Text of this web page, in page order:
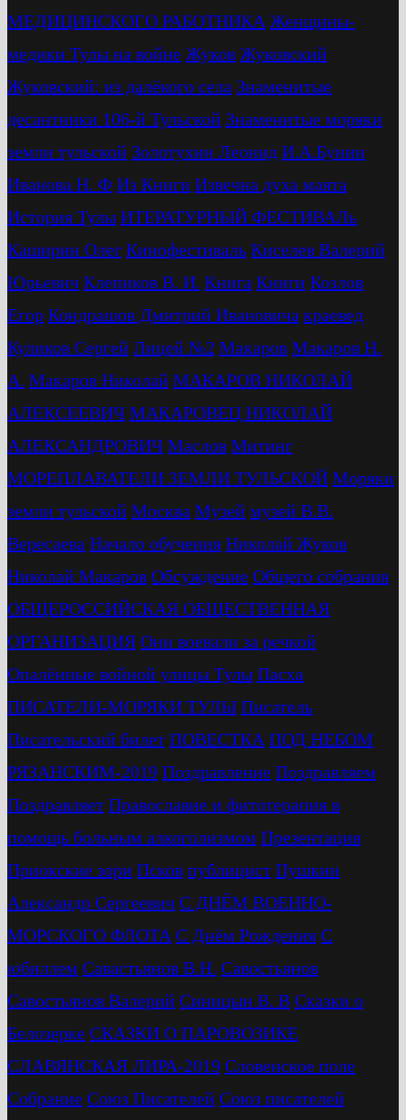
МЕДИЦИНСКОГО РАБОТНИКА Женщины-
медики Тулы на войне Жуков Жуковский
Жуковский: из далёкого села Знаменитые
десантники 106-й Тульской Знаменитые моряки
земли тульской Золотухин Леонид И.А.Бунин
Иванова Н. Ф Из Книги Извечна духа маята
История Тулы ИТЕРАТУРНЫЙ ФЕСТИВАЛь
Каширин Олег Кинофестиваль Киселев Валерий
Юрьевич Клепиков В. И. Книга Книги Козлов
Егор Кондрашов Дмитрий Ивановича краевед
Куликов Сергей Лицей №2 Макаров Макаров Н.
А. Макаров Николай МАКАРОВ НИКОЛАЙ
АЛЕКСЕЕВИЧ МАКАРОВЕЦ НИКОЛАЙ
АЛЕКСАНДРОВИЧ Маслов Митинг
МОРЕПЛАВАТЕЛИ ЗЕМЛИ ТУЛЬСКОЙ Моряки
земли тульской Москва Музей музей В.В.
Вересаева Начало обучения Николай Жуков
Николай Макаров Обсуждение Общего собрания
ОБЩЕРОССИЙСКАЯ ОБЩЕСТВЕННАЯ
ОРГАНИЗАЦИЯ Они воевали за речкой
Опалённые войной улицы Тулы Пасха
ПИСАТЕЛИ-МОРЯКИ ТУЛЫ Писатель
Писательский билет ПОВЕСТКА ПОД НЕБОМ
РЯЗАНСКИМ-2019 Поздравление Поздравляем
Поздравляет Православие и фитотерапия в
помощь больным алкоголизмом Презентация
Приокские зори Псков публицист Пушкин
Александр Сергеевич С ДНЁМ ВОЕННО-
МОРСКОГО ФЛОТА С Днём Рождения С
юбиллем Савастьянов В.Н. Савостьянов
Савостьянов Валерий Синицын В. В Сказки о
Белозерке СКАЗКИ О ПАРОВОЗИКЕ
СЛАВЯНСКАЯ ЛИРА-2019 Словенское поле
Собрание Союз Писателей Союз писателей